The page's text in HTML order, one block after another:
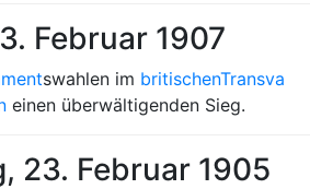
Februar 1907
swahlen im britischenTransva
einen überwältigenden Sieg.
23. Februar 1905